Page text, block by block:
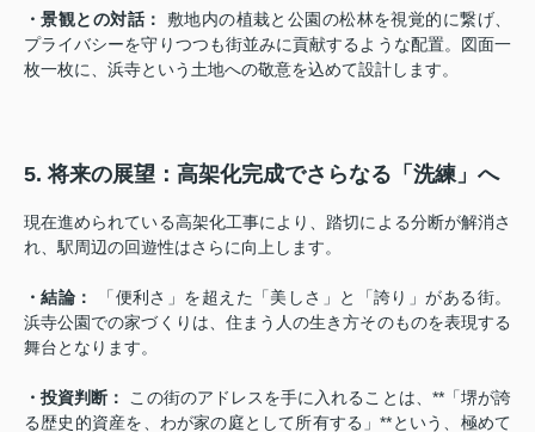
・景観との対話：
敷地内の植栽と公園の松林を視覚的に繋げ、
プライバシーを守りつつも街並みに貢献するような配置。図面一
枚一枚に、浜寺という土地への敬意を込めて設計します。
5. 将来の展望：高架化完成でさらなる「洗練」へ
現在進められている高架化工事により、踏切による分断が解消さ
れ、駅周辺の回遊性はさらに向上します。
・結論：
「便利さ」を超えた「美しさ」と「誇り」がある街。
浜寺公園での家づくりは、住まう人の生き方そのものを表現する
舞台となります。
・投資判断：
この街のアドレスを手に入れることは、**「堺が誇
る歴史的資産を、わが家の庭として所有する」**という、極めて